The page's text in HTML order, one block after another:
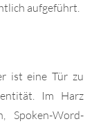
aufgeführt.
ist eine Tür zu
Im Harz
Spoken-Word-